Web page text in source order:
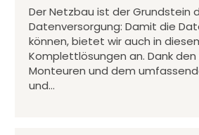
Der Netzbau ist der Grundstein
Datenversorgung: Damit die
können, bietet wir auch in
Komplettlösungen an. Dank
Monteuren und dem
und…